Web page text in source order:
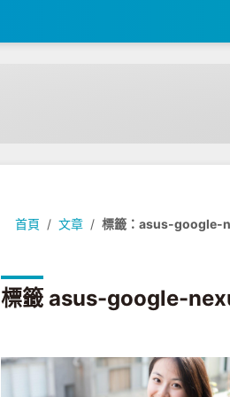
首頁 文章 標籤：asus-google-
標籤 asus-google-